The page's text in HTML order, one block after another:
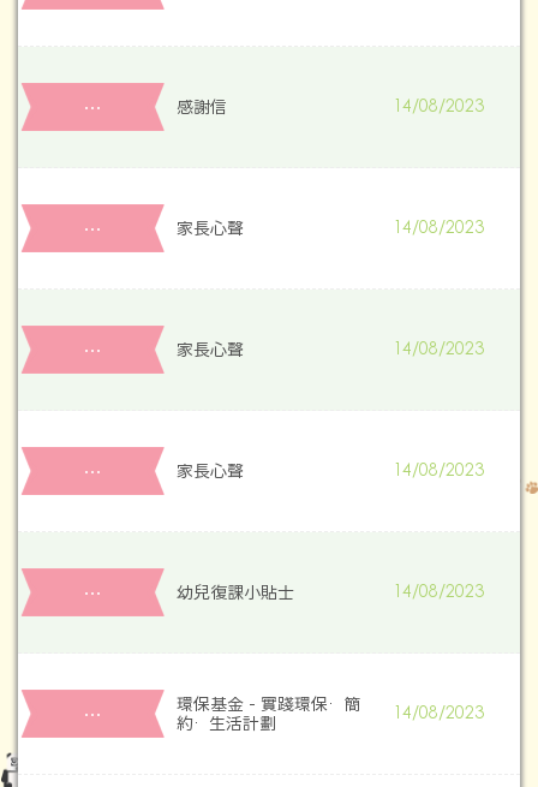
… 感謝信 14/08/2023
… 家長心聲 14/08/2023
… 家長心聲 14/08/2023
… 家長心聲 14/08/2023
… 幼兒復課小貼士 14/08/2023
…
環保基金 - 實踐環保·簡
約·生活計劃
14/08/2023